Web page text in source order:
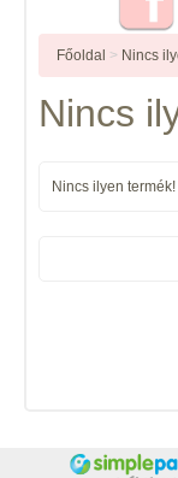
Főoldal > Nincs
Nincs
Nincs ilyen termék!